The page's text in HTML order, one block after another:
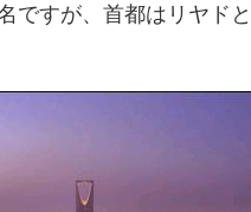
ですが、首都はリヤド